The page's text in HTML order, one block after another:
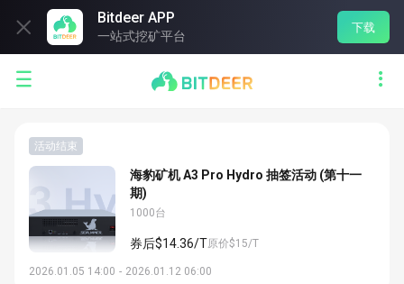

Bitdeer APP
一站式挖矿平台
下载
 
活动结束
海豹矿机 A3 Pro Hydro 抽签活动 (第十一
期)
1000台
券后$14.36/T原价$15/T
2026.01.05 14:00 - 2026.01.12 06:00